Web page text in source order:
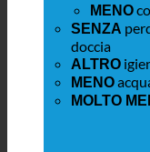
MENO
SENZA
doccia
ALTRO
MENO
MOLTO